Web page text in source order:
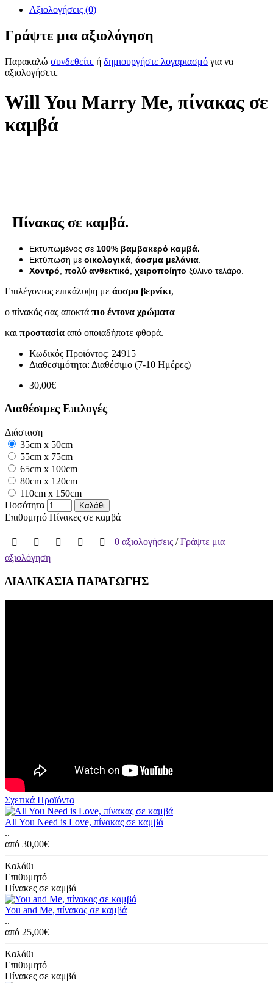
Αξιολογήσεις (0)
Γράψτε μια αξιολόγηση
Παρακαλώ συνδεθείτε ή δημιουργήστε λογαριασμό για να
αξιολογήσετε
Will You Marry Me, πίνακας σε
καμβά
Πίνακας σε καμβά.
Εκτυπωμένος σε 100% βαμβακερό καμβά.
Εκτύπωση με οικολογικά άοσμα μελάνια
Χοντρό πολύ ανθεκτικό χειροποίητο ξύλινο τελάρο.
Επιλέγοντας επικάλυψη με άοσμο βερνίκι,
ο πίνακάς σας αποκτά πιο έντονα χρώματα
και προστασία από οποιαδήποτε φθορά.
Κωδικός Προϊόντος: 24915
Διαθεσιμότητα: Διαθέσιμο (7-10 Ημέρες)
30,00€
Διαθέσιμες Επιλογές
Διάσταση
35cm x 50cm
55cm x 75cm
65cm x 100cm
80cm x 120cm
110cm x 150cm
Ποσότητα
Καλάθι
Επιθυμητό Πίνακες σε καμβά
0 αξιολογήσεις /Γράψτε μια
αξιολόγηση
ΔΙΑΔΙΚΑΣΙΑ ΠΑΡΑΓΩΓΗΣ
Σχετικά Προϊόντα
All You Need is Love, πίνακας σε καμβά
..
από 30,00€
Καλάθι
Επιθυμητό
Πίνακες σε καμβά
You and Me, πίνακας σε καμβά
..
από 25,00€
Καλάθι
Επιθυμητό
Πίνακες σε καμβά